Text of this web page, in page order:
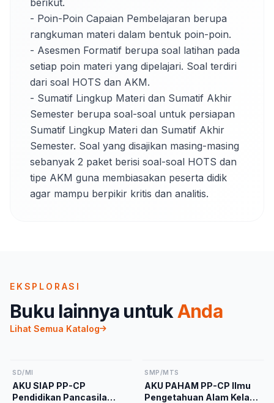
berikut.
- Poin-Poin Capaian Pembelajaran berupa
rangkuman materi dalam bentuk poin-poin.
- Asesmen Formatif berupa soal latihan pada
setiap poin materi yang dipelajari. Soal terdiri
dari soal HOTS dan AKM.
- Sumatif Lingkup Materi dan Sumatif Akhir
Semester berupa soal-soal untuk persiapan
Sumatif Lingkup Materi dan Sumatif Akhir
Semester. Soal yang disajikan masing-masing
sebanyak 2 paket berisi soal-soal HOTS dan
tipe AKM guna membiasakan peserta didik
agar mampu berpikir kritis dan analitis.
EKSPLORASI
Buku lainnya untukAnda
Lihat Semua Katalog
SD/MI
AKU SIAP PP-CP
Pendidikan Pancasila
SMP/MTS
AKU PAHAM PP-CP Ilmu
Pengetahuan Alam Kelas